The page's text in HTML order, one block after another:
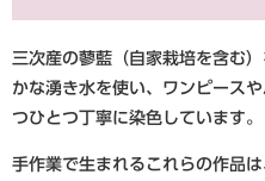
三次産の蓼藍（自家栽培を含む
かな湧き水を使い、ワンピース
つひとつ丁寧に染色しています。
手作業で生まれるこれらの作品